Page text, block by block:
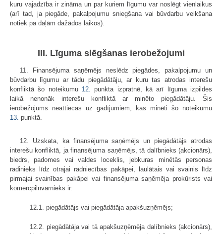
kuru vajadzība ir zināma un par kuriem līgumu var noslēgt vienlaikus
(arī tad, ja piegāde, pakalpojumu sniegšana vai būvdarbu veikšana
notiek pa daļām dažādos laikos).
III. Līguma slēgšanas ierobežojumi
11. Finansējuma saņēmējs neslēdz piegādes, pakalpojumu un
būvdarbu līgumu ar tādu piegādātāju, ar kuru tas atrodas interešu
konfliktā šo noteikumu 12.
punkta izpratnē, kā arī līguma izpildes
laikā nenonāk interešu konfliktā ar minēto piegādātāju. Šis
ierobežojums neattiecas uz gadījumiem, kas minēti šo noteikumu
13. punktā.
12. Uzskata, ka finansējuma saņēmējs un piegādātājs atrodas
interešu konfliktā, ja finansējuma saņēmējs, tā dalībnieks (akcionārs),
biedrs, padomes vai valdes loceklis, jebkuras minētās personas
radinieks līdz otrajai radniecības pakāpei, laulātais vai svainis līdz
pirmajai svainības pakāpei vai finansējuma saņēmēja prokūrists vai
komercpilnvarnieks ir:
12.1. piegādātājs vai piegādātāja apakšuzņēmējs;
12.2. piegādātāja vai tā apakšuzņēmēja dalībnieks (akcionārs),